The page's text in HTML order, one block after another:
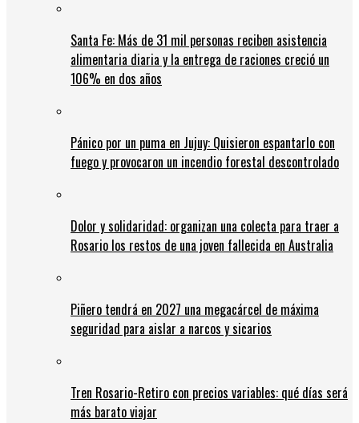
Santa Fe: Más de 31 mil personas reciben asistencia
alimentaria diaria y la entrega de raciones creció un
106% en dos años
Pánico por un puma en Jujuy: Quisieron espantarlo con
fuego y provocaron un incendio forestal descontrolado
Dolor y solidaridad: organizan una colecta para traer a
Rosario los restos de una joven fallecida en Australia
Piñero tendrá en 2027 una megacárcel de máxima
seguridad para aislar a narcos y sicarios
Tren Rosario-Retiro con precios variables: qué días será
más barato viajar